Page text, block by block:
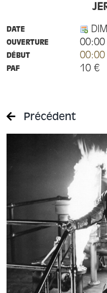
DATE
OUVERTURE 00:00
DÉBUT 00:00
PAF 10 €
Précédent